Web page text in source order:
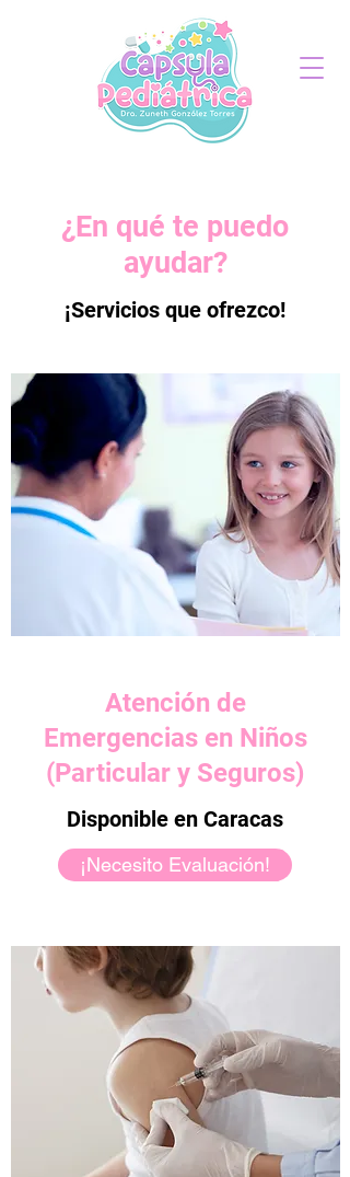
¿En qué te puedo
ayudar?
¡Servicios que ofrezco!
Atención de
Emergencias en Niños
(Particular y Seguros)
Disponible en Caracas
¡Necesito Evaluación!